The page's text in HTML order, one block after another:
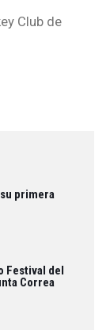
Club de
primera
Festival del
Correa